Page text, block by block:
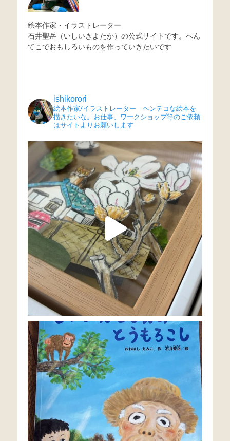
絵本作家・イラストレーター
石井聖岳（いしいきよたか）の公式サイトです。へん
てこでおもしろいものを作っていきたいです
ishikorori
絵本作家/イラストレーター ヘンテコな絵本を
描きたいな。お仕事、ワークショップ等のご依頼
はサイトよりお願いします